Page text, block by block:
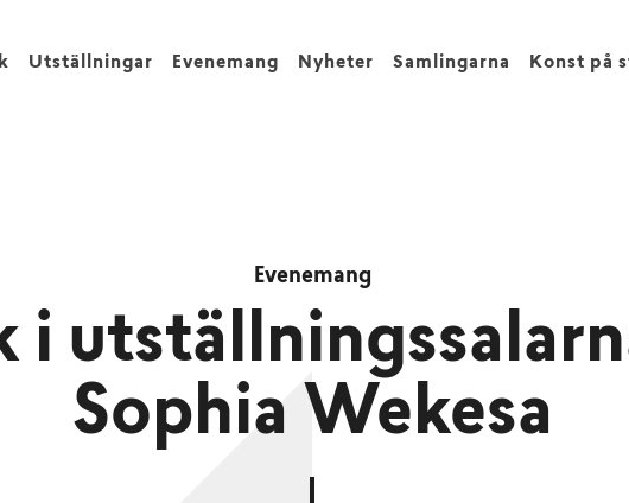
Utställningar Evenemang Nyheter Samlingarna Konst på
Evenemang
i
Sophia Wekesa